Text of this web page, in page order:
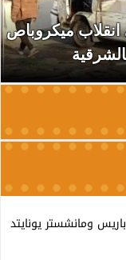
أشخاص في انقلاب ميكروباص
باريس ومانشستر يونايتد